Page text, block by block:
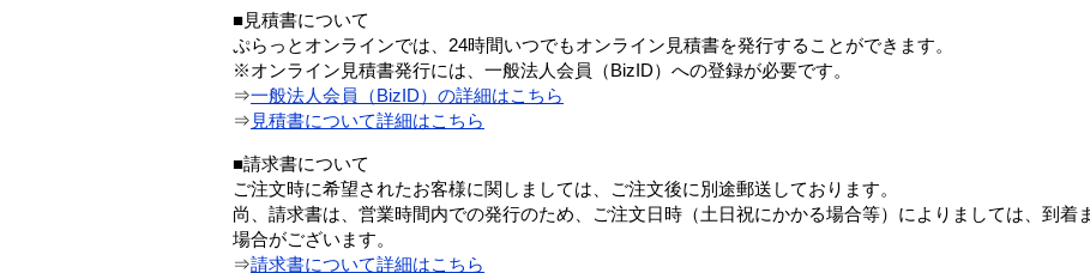
■見積書について
ぷらっとオンラインでは、24時間いつでもオンライン見積書を発行することができます。
※オンライン見積書発行には、一般法人会員（BizID）への登録が必要です。
⇒一般法人会員（BizID）の詳細はこちら
⇒ 見積書について詳細はこちら
■請求書について
ご注文時に希望されたお客様に関しましては、ご注文後に別途郵送しております。
尚、請求書は、営業時間内での発行のため、ご注文日時（土日祝にかかる場合等）によりましては、到着
場合がございます。
⇒請求書について詳細はこちら